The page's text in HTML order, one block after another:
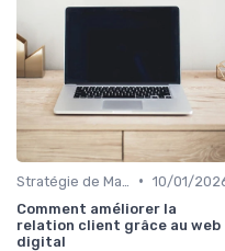
• 10/01/
Comment améliorer la
relation client grâce au web
digital